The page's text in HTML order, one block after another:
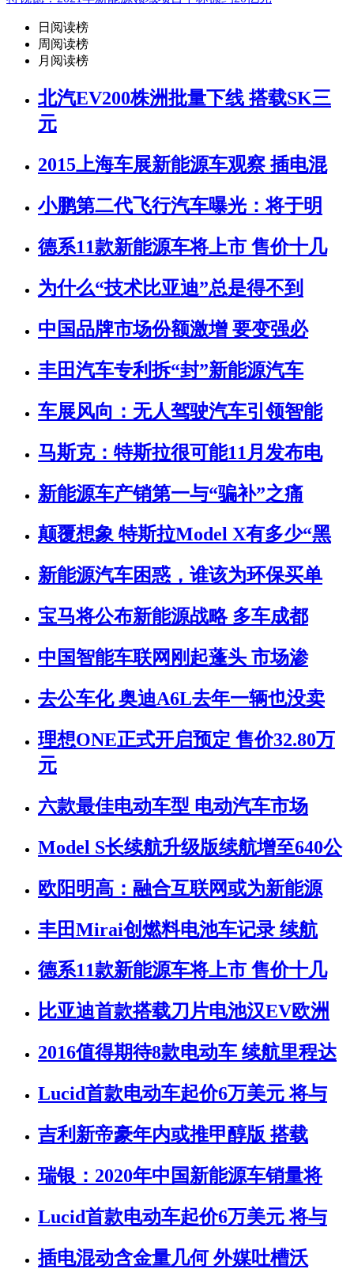
日阅读榜
周阅读榜
月阅读榜
北汽EV200株洲批量下线 搭载SK三
元
2015上海车展新能源车观察 插电混
小鹏第二代飞行汽车曝光：将于明
德系11款新能源车将上市 售价十几
为什么“技术比亚迪”总是得不到
中国品牌市场份额激增 要变强必
丰田汽车专利拆“封”新能源汽车
车展风向：无人驾驶汽车引领智能
马斯克：特斯拉很可能11月发布电
新能源车产销第一与“骗补”之痛
颠覆想象 特斯拉Model X有多少“黑
新能源汽车困惑，谁该为环保买单
宝马将公布新能源战略 多车成都
中国智能车联网刚起蓬头 市场渗
去公车化 奥迪A6L去年一辆也没卖
理想ONE正式开启预定 售价32.80万
元
六款最佳电动车型 电动汽车市场
Model S长续航升级版续航增至640公
欧阳明高：融合互联网或为新能源
丰田Mirai创燃料电池车记录 续航
德系11款新能源车将上市 售价十几
比亚迪首款搭载刀片电池汉EV欧洲
2016值得期待8款电动车 续航里程达
Lucid首款电动车起价6万美元 将与
吉利新帝豪年内或推甲醇版 搭载
瑞银：2020年中国新能源车销量将
Lucid首款电动车起价6万美元 将与
插电混动含金量几何 外媒吐槽沃